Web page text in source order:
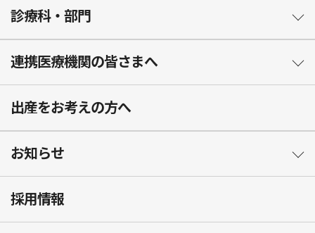
診療科・部門
連携医療機関の皆さまへ
出産をお考えの方へ
お知らせ
採用情報